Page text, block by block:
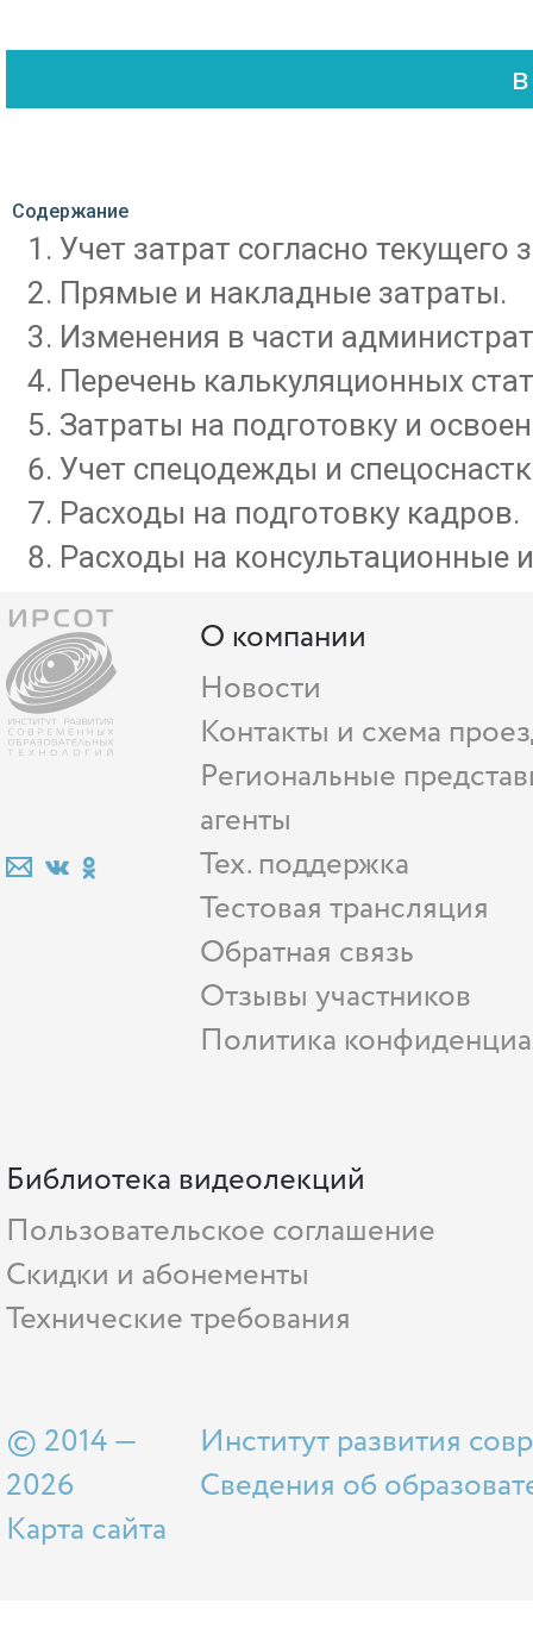
Содержание
Учет затрат согласно текущего
Прямые и накладные затраты.
Изменения в части
Перечень калькуляционных
Затраты на подготовку и
Учет спецодежды и
Расходы на подготовку кадров.
Расходы на консультационные
О компании
Новости
Контакты и схема
Региональные
агенты
Тех. поддержка
Тестовая трансляция
Обратная связь
Отзывы участников
Политика
Библиотека видеолекций
Пользовательское соглашение
Скидки и абонементы
Технические требования
© 2014 —
2026
Карта сайта
Институт развития
Сведения об